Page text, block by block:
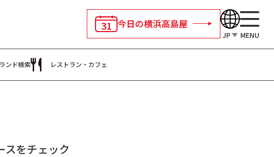
31 今日の横浜高島屋
JP MENU
ンド検索 レストラン・カフェ
スをチェック